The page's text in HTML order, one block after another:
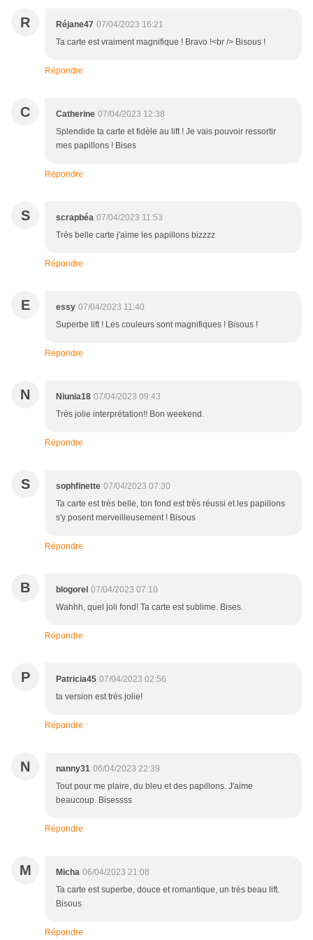
R Réjane47 07/04/2023 16:21
Ta carte est vraiment magnifique ! Bravo !<br /> Bisous !
Répondre
C Catherine 07/04/2023 12:38
Splendide ta carte et fidèle au lift ! Je vais pouvoir ressortir
mes papillons ! Bises
Répondre
S scrapbéa 07/04/2023 11:53
Très belle carte j'aime les papillons bizzzz
Répondre
E essy 07/04/2023 11:40
Superbe lift ! Les couleurs sont magnifiques ! Bisous !
Répondre
N Niunia18 07/04/2023 09:43
Très jolie interprétation!! Bon weekend.
Répondre
S sophfinette 07/04/2023 07:30
Ta carte est très belle, ton fond est très réussi et les papillons
s'y posent merveilleusement ! Bisous
Répondre
B blogorel 07/04/2023 07:10
Wahhh, quel joli fond! Ta carte est sublime. Bises.
Répondre
P Patricia45 07/04/2023 02:56
ta version est très jolie!
Répondre
N nanny31 06/04/2023 22:39
Tout pour me plaire, du bleu et des papillons. J'aime
beaucoup. Bisessss
Répondre
M Micha 06/04/2023 21:08
Ta carte est superbe, douce et romantique, un très beau lift.
Bisous
Répondre